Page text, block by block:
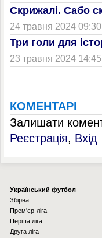
Скрижалі. Сабо
24 травня 2024 09:30
Три голи для
23 травня 2024 14:45
КОМЕНТАРІ
Залишати
Реєстрація, Вхід
Українcький футбол
Збірна
Прем'єр-ліга
Перша ліга
Друга ліга